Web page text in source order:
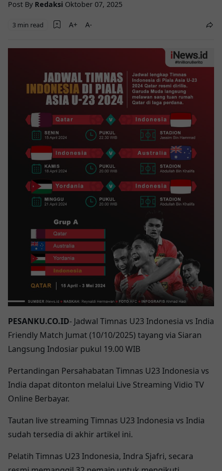
Post By Redaksi Oktober 07, 2025
3 min read
PESANKU.CO.ID- Jadwal Timnas U23 Indonesia vs India
Friendly Match Jumat (10/10/2025) tayang via Siaran
Langsung Indosiar pukul 19.00 WIB
Pertandingan Persahabatan Timnas U23 Indonesia vs
India dapat ditonton melalui Live Streaming Vidio TV
Online Berbayar.
Tautan live streaming Timnas U23 Indonesia vs India
sudah tersedia di akhir artikel ini.
Pelatih Timnas U23 Indonesia, Indra Sjafri, secara